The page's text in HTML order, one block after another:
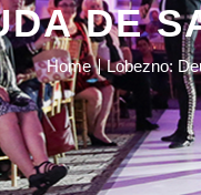
DE
Home Lobezno: